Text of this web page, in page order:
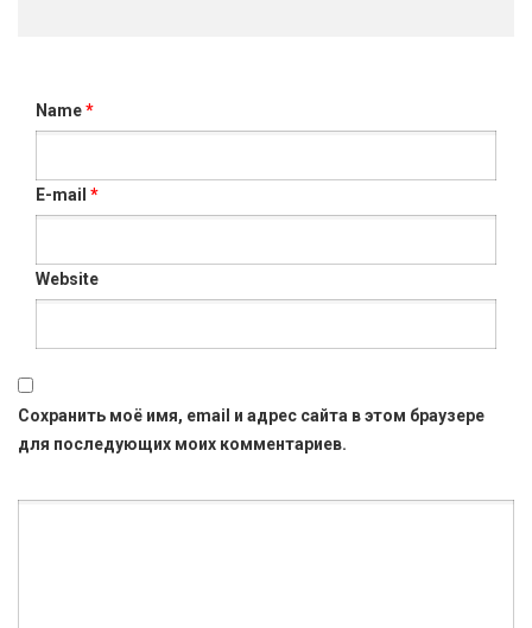
Name*
E-mail *
Website
Сохранить моё имя, email и адрес сайта в этом браузере
для последующих моих комментариев.